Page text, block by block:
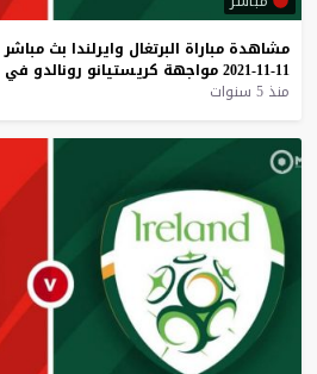
مشاهدة مباراة البرتغال وايرلندا بث مباشر
11-11-2021
مواجهة كريستيانو رونالدو في
منذ 5 سنوات